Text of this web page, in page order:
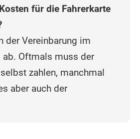
für die Fahrerkarte
der Vereinbarung im
ab. Oftmals muss der
zahlen, manchmal
aber auch der